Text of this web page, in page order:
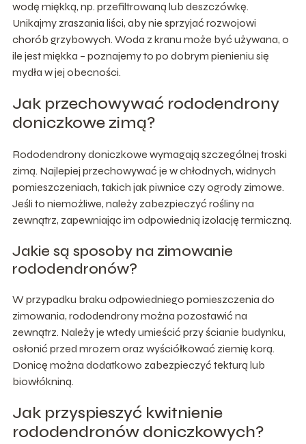
wodę miękką, np. przefiltrowaną lub deszczówkę.
Unikajmy zraszania liści, aby nie sprzyjać rozwojowi
chorób grzybowych. Woda z kranu może być używana, o
ile jest miękka – poznajemy to po dobrym pienieniu się
mydła w jej obecności.
Jak przechowywać rododendrony
doniczkowe zimą?
Rododendrony doniczkowe wymagają szczególnej troski
zimą. Najlepiej przechowywać je w chłodnych, widnych
pomieszczeniach, takich jak piwnice czy ogrody zimowe.
Jeśli to niemożliwe, należy zabezpieczyć rośliny na
zewnątrz, zapewniając im odpowiednią izolację termiczną.
Jakie są sposoby na zimowanie
rododendronów?
W przypadku braku odpowiedniego pomieszczenia do
zimowania, rododendrony można pozostawić na
zewnątrz. Należy je wtedy umieścić przy ścianie budynku,
osłonić przed mrozem oraz wyściółkować ziemię korą.
Donicę można dodatkowo zabezpieczyć tekturą lub
biowłókniną.
Jak przyspieszyć kwitnienie
rododendronów doniczkowych?